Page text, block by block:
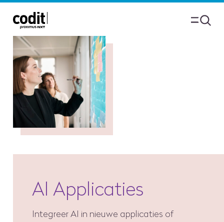
AI Applicaties
Integreer AI in nieuwe applicaties of